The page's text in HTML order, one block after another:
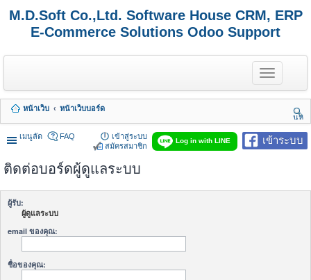
M.D.Soft Co.,Ltd. Software House CRM, ERP
E-Commerce Solutions Odoo Support
T
o
g
e
n
a
หน้าเว็บ
หน้าเว็บบอร์ด
นห
า
เมนูลัด
เข้าระบบ
Log in with LINE
FAQ
เข้าสู่ระบบ
สมัครสมาชิก
ติดต่อบอร์ดผู้ดูแลระบบ
ผู้รับ:
ผู้ดูแลระบบ
email ของคุณ:
ชื่อของคุณ: